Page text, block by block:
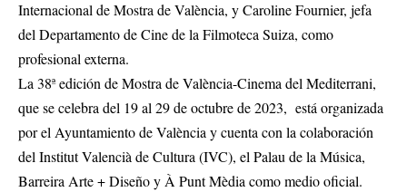
Internacional de Mostra de València, y Caroline Fournier, jefa
del Departamento de Cine de la Filmoteca Suiza, como
profesional externa.
La 38ª edición de Mostra de València-Cinema del Mediterrani,
que se celebra del 19 al 29 de octubre de 2023, está organizada
por el Ayuntamiento de València y cuenta con la colaboración
del Institut Valencià de Cultura (IVC), el Palau de la Música,
Barreira Arte + Diseño y À Punt Mèdia como medio oficial.